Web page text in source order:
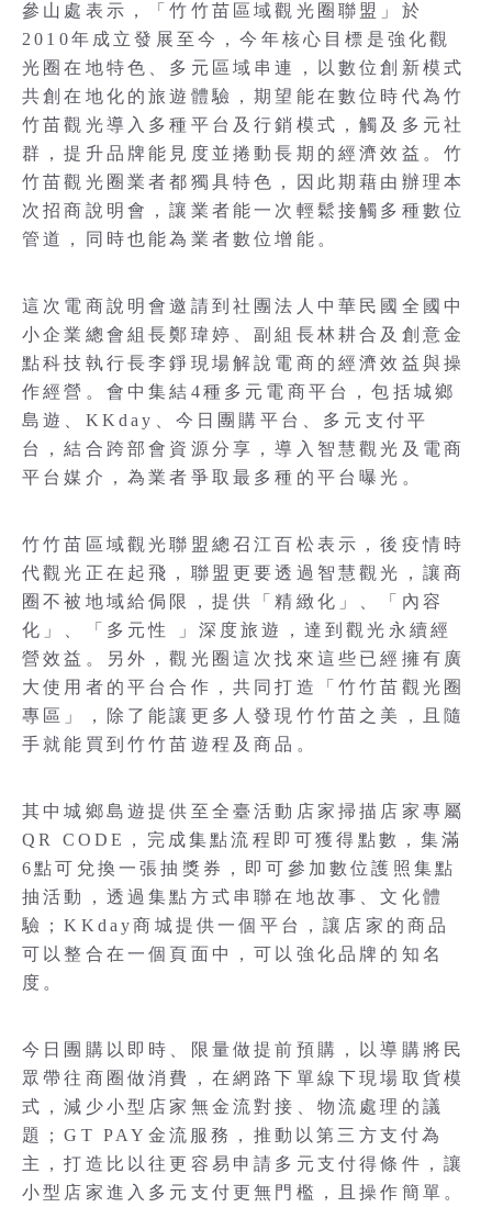
參山處表示，「竹竹苗區域觀光圈聯盟」於
2010年成立發展至今，今年核心目標是強化觀
光圈在地特色、多元區域串連，以數位創新模式
共創在地化的旅遊體驗，期望能在數位時代為竹
竹苗觀光導入多種平台及行銷模式，觸及多元社
群，提升品牌能見度並捲動長期的經濟效益。竹
竹苗觀光圈業者都獨具特色，因此期藉由辦理本
次招商說明會，讓業者能一次輕鬆接觸多種數位
管道，同時也能為業者數位增能。
這次電商說明會邀請到社團法人中華民國全國中
小企業總會組長鄭瑋婷、副組長林耕合及創意金
點科技執行長李錚現場解說電商的經濟效益與操
作經營。會中集結4種多元電商平台，包括城鄉
島遊、KKday、今日團購平台、多元支付平
台，結合跨部會資源分享，導入智慧觀光及電商
平台媒介，為業者爭取最多種的平台曝光。
竹竹苗區域觀光聯盟總召江百松表示，後疫情時
代觀光正在起飛，聯盟更要透過智慧觀光，讓商
圈不被地域給侷限，提供「精緻化」、「內容
化」、「多元性 」深度旅遊，達到觀光永續經
營效益。另外，觀光圈這次找來這些已經擁有廣
大使用者的平台合作，共同打造「竹竹苗觀光圈
專區」，除了能讓更多人發現竹竹苗之美，且隨
手就能買到竹竹苗遊程及商品。
其中城鄉島遊提供至全臺活動店家掃描店家專屬
QR CODE，完成集點流程即可獲得點數，集滿
6點可兌換一張抽獎券，即可參加數位護照集點
抽活動，透過集點方式串聯在地故事、文化體
驗；KKday商城提供一個平台，讓店家的商品
可以整合在一個頁面中，可以強化品牌的知名
度。
今日團購以即時、限量做提前預購，以導購將民
眾帶往商圈做消費，在網路下單線下現場取貨模
式，減少小型店家無金流對接、物流處理的議
題；GT PAY金流服務，推動以第三方支付為
主，打造比以往更容易申請多元支付得條件，讓
小型店家進入多元支付更無門檻，且操作簡單。